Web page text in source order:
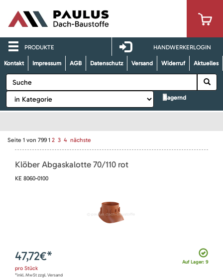
PRODUKTE HANDWERKERLOGIN
Kontakt Impressum AGB Datenschutz Versand Widerruf Aktuelles
lagernd
Seite 1 von 799 1 2 3 4 nächste
Klöber Abgaskalotte 70/110 rot
KE 8060-0100
Auf Lager: 9
47,72€*
pro Stück
*inkl. MwSt zzgl. Versand